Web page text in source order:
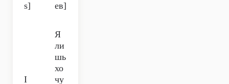
s]
ев]
I
Я
ли
шь
хо
чу